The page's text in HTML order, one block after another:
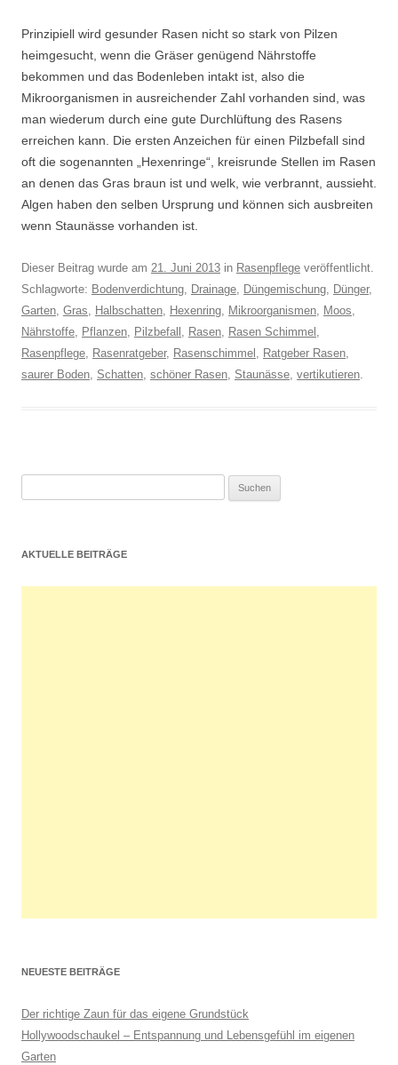
Prinzipiell wird gesunder Rasen nicht so stark von Pilzen
heimgesucht, wenn die Gräser genügend Nährstoffe
bekommen und das Bodenleben intakt ist, also die
Mikroorganismen in ausreichender Zahl vorhanden sind, was
man wiederum durch eine gute Durchlüftung des Rasens
erreichen kann. Die ersten Anzeichen für einen Pilzbefall sind
oft die sogenannten „Hexenringe“, kreisrunde Stellen im Rasen
an denen das Gras braun ist und welk, wie verbrannt, aussieht.
Algen haben den selben Ursprung und können sich ausbreiten
wenn Staunässe vorhanden ist.
Dieser Beitrag wurde am 21. Juni 2013 in Rasenpflege veröffentlicht.
Schlagworte: Bodenverdichtung, Drainage, Düngemischung, Dünger,
Garten, Gras, Halbschatten, Hexenring, Mikroorganismen, Moos,
Nährstoffe, Pflanzen, Pilzbefall , Rasen, Rasen Schimmel ,
Rasenpflege, Rasenratgeber, Rasenschimmel , Ratgeber Rasen,
saurer Boden, Schatten, schöner Rasen, Staunässe, vertikutieren.
AKTUELLE BEITRÄGE
NEUESTE BEITRÄGE
Der richtige Zaun für das eigene Grundstück
Hollywoodschaukel – Entspannung und Lebensgefühl im eigenen
Garten